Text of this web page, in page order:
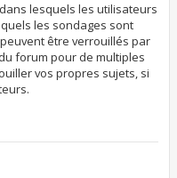
lesquels les utilisateurs
les sondages sont
être verrouillés par
forum pour de multiples
vos propres sujets, si